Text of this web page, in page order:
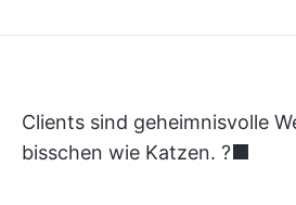
Clients sind geheimnisvolle
bisschen wie Katzen. ?‍⬛